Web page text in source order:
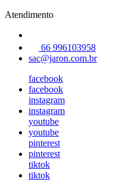
Atendimento
66 996103958
sac@jaron.com.br
facebook
facebook
instagram
instagram
youtube
youtube
pinterest
pinterest
tiktok
tiktok